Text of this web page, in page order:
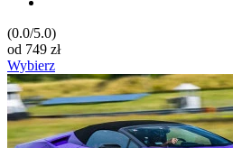
(0.0/5.0)
od 749 zł
Wybierz